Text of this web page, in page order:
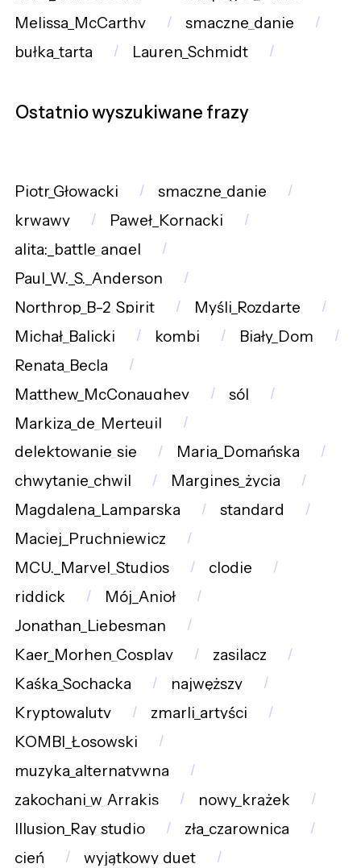
Melissa_McCarthy
smaczne_danie
bułka_tarta
Lauren_Schmidt
Ostatnio wyszukiwane frazy
Piotr_Głowacki
smaczne_danie
krwawy
Paweł_Kornacki
alita:_battle_angel
Paul_W._S._Anderson
Northrop_B-2_Spirit
Myśli_Rozdarte
Michał_Balicki
kombi
Biały_Dom
Renata_Becla
Matthew_McConaughey
sól
Markiza_de_Merteuil
delektowanie_się
Maria_Domańska
chwytanie_chwil
Margines_życia
Magdalena_Lamparska
standard
Maciej_Pruchniewicz
MCU._Marvel_Studios
clodie
riddick
Mój_Anioł
Jonathan_Liebesman
Kaer_Morhen_Cosplay
zasilacz
Kaśka_Sochacka
najwęższy
Kryptowaluty
zmarli_artyści
KOMBI_Łosowski
muzyka_alternatywna
zakochani_w_Arrakis
nowy_krążek
Illusion_Ray_studio
zła_czarownica
cień
wyjątkowy_duet